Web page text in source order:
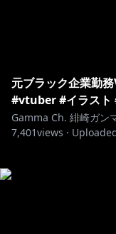
元ブラック企業勤
#vtuber #イラスト
Gamma Ch. 緋崎ガン
7,401views ·